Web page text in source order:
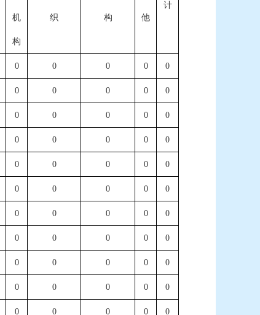
计
机
构
织 构 他
0 0 0 0 0
0 0 0 0 0
0 0 0 0 0
0 0 0 0 0
0 0 0 0 0
0 0 0 0 0
0 0 0 0 0
0 0 0 0 0
0 0 0 0 0
0 0 0 0 0
0 0 0 0 0